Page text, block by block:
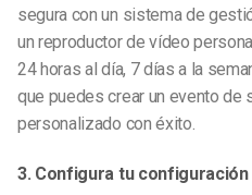
segura con un sistema de
un reproductor de vídeo
24 horas al día, 7 días a la
que puedes crear un evento de
personalizado con éxito.
3. Configura tu